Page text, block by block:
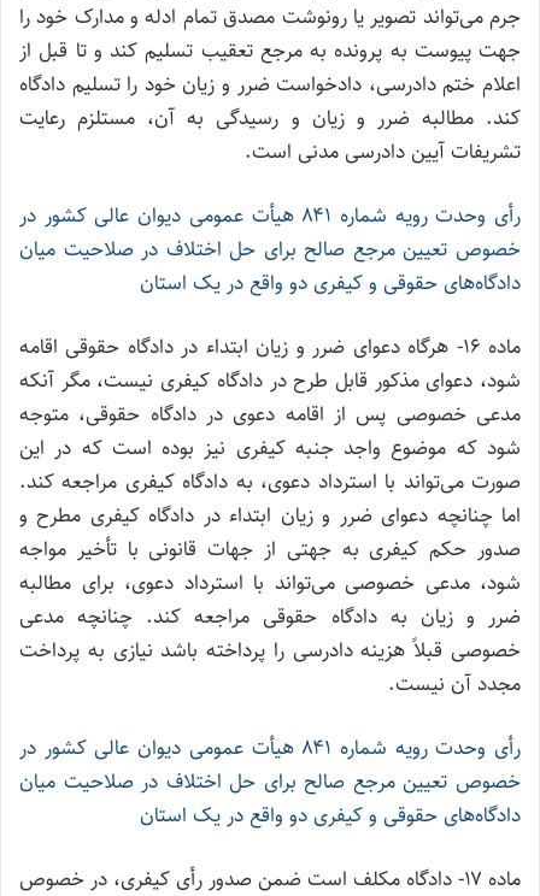
جرم می‌تواند تصویر یا رونوشت مصدق تمام ادله و مدارک خود را
جهت پیوست به پرونده به مرجع تعقیب تسلیم کند و تا قبل‏ از
اعلام‏ ختم‏ دادرسی، دادخواست ضرر و زیان خود را تسلیم دادگاه
کند. مطالبه ضرر و زیان و رسیدگی به آن، مستلزم رعایت
تشریفات آیین دادرسی مدنی است.
رأی وحدت رویه شماره ۸۴۱ هیأت عمومی دیوان عالی کشور در
خصوص تعیین مرجع صالح برای حل اختلاف در صلاحیت میان
دادگاه‌های حقوقی و کیفری دو واقع در یک استان
ماده ۱۶- هرگاه دعوای ضرر و زیان ابتداء در دادگاه حقوقی اقامه
شود، دعوای مذکور قابل طرح در دادگاه کیفری نیست، مگر آنکه
مدعی خصوصی پس از اقامه دعوی در دادگاه حقوقی، متوجه
شود که موضوع واجد جنبه کیفری نیز بوده است که در این
صورت می‌تواند با استرداد دعوی، به دادگاه کیفری مراجعه کند.
اما چنانچه دعوای ضرر و زیان ابتداء در دادگاه کیفری مطرح و
صدور حکم کیفری به جهتی از جهات قانونی با تأخیر مواجه
شود، مدعی خصوصی می‌تواند با استرداد دعوی، برای مطالبه
ضرر و زیان به دادگاه حقوقی مراجعه کند. چنانچه مدعی
خصوصی قبلاً هزینه دادرسی را پرداخته باشد نیازی به پرداخت
مجدد آن نیست.
رأی وحدت رویه شماره ۸۴۱ هیأت عمومی دیوان عالی کشور در
خصوص تعیین مرجع صالح برای حل اختلاف در صلاحیت میان
دادگاه‌های حقوقی و کیفری دو واقع در یک استان
ماده ۱۷- دادگاه مکلف است ضمن صدور رأی کیفری، در خصوص